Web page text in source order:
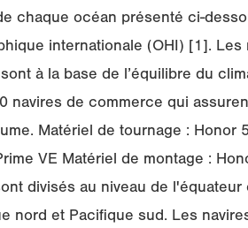
chaque océan présenté ci-
internationale (OHI) [1]. Les
à la base de l’équilibre du
navires de commerce qui
Matériel de tournage : Honor
VE Matériel de montage :
divisés au niveau de l'équateur
nord et Pacifique sud. Les